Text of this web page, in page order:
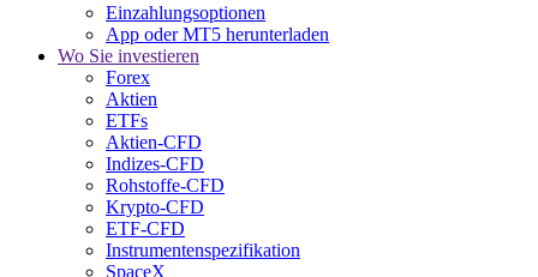
Einzahlungsoptionen
App oder MT5 herunterladen
Wo Sie investieren
Forex
Aktien
ETFs
Aktien-CFD
Indizes-CFD
Rohstoffe-CFD
Krypto-CFD
ETF-CFD
Instrumentenspezifikation
SpaceX